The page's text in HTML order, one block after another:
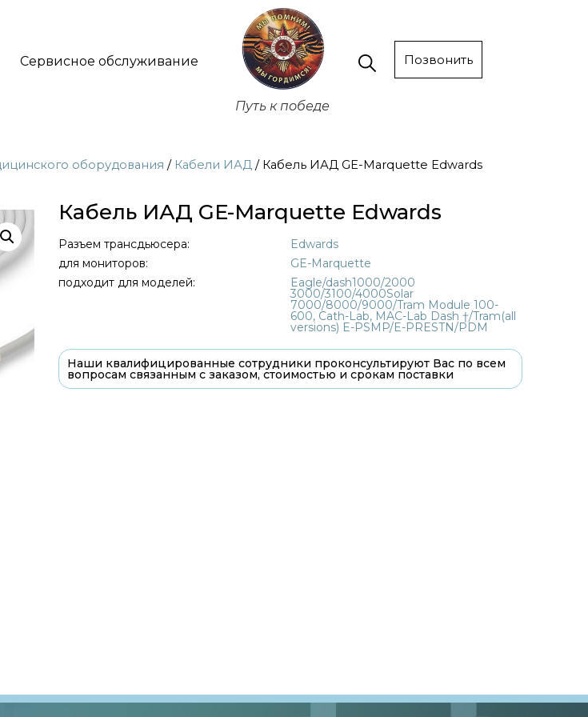
Сервисное обслуживание
Путь к победе
Позвонить
оборудования / Кабели ИАД / Кабель ИАД GE-Marquette Edwards
Кабель ИАД GE-Marquette Edwards
Разъем трансдьюсера:
Edwards
для мониторов:
GE-Marquette
подходит для моделей:
Eagle/dash1000/2000
3000/3100/4000Solar
7000/8000/9000/Tram Module 100-
600, Cath-Lab, MAC-Lab Dash †/Tram(all
versions) E-PSMP/E-PRESTN/PDM
Наши квалифицированные сотрудники проконсультируют Вас по всем
вопросам связанным с заказом, стоимостью и срокам поставки